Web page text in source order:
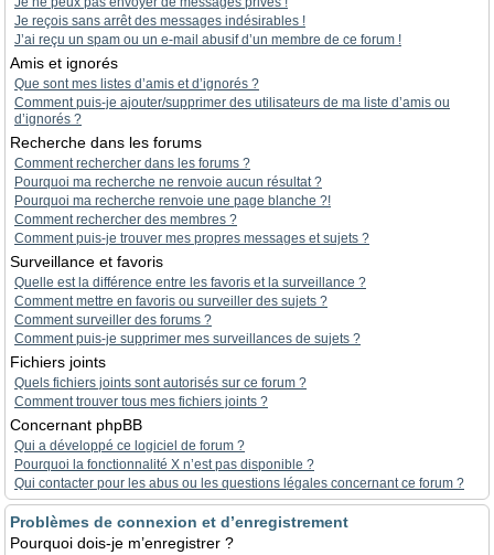
Je reçois sans arrêt des messages indésirables !
J’ai reçu un spam ou un e-mail abusif d’un membre de ce forum !
Amis et ignorés
Que sont mes listes d’amis et d’ignorés ?
Comment puis-je ajouter/supprimer des utilisateurs de ma liste d’amis ou
d’ignorés ?
Recherche dans les forums
Comment rechercher dans les forums ?
Pourquoi ma recherche ne renvoie aucun résultat ?
Pourquoi ma recherche renvoie une page blanche ?!
Comment rechercher des membres ?
Comment puis-je trouver mes propres messages et sujets ?
Surveillance et favoris
Quelle est la différence entre les favoris et la surveillance ?
Comment mettre en favoris ou surveiller des sujets ?
Comment surveiller des forums ?
Comment puis-je supprimer mes surveillances de sujets ?
Fichiers joints
Quels fichiers joints sont autorisés sur ce forum ?
Comment trouver tous mes fichiers joints ?
Concernant phpBB
Qui a développé ce logiciel de forum ?
Pourquoi la fonctionnalité X n’est pas disponible ?
Qui contacter pour les abus ou les questions légales concernant ce forum ?
Problèmes de connexion et d’enregistrement
Pourquoi dois-je m’enregistrer ?